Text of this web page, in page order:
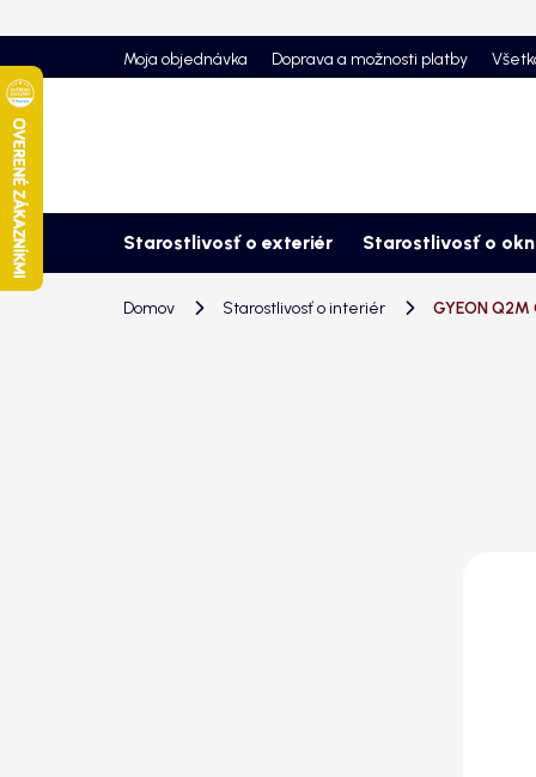
na
obsah
Moja objednávka Doprava a možnosti platby
Starostlivosť o exteriér Starostlivosť o
Domov Starostlivosť o interiér GYEON